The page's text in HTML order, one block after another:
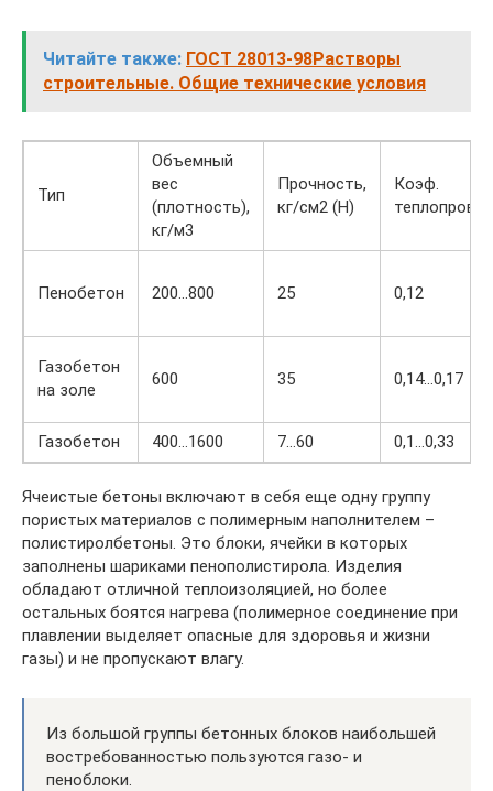
Читайте также: ГОСТ 28013-98Растворы
строительные. Общие технические условия
Тип
Объемный
вес
(плотность),
кг/м3
Прочность,
кг/см2 (Н)
Коэф.
Пенобетон 200…800 25 0,12
Газобетон
на золе
600 35 0,14…0,17
Газобетон 400…1600 7…60 0,1…0,33
Ячеистые бетоны включают в себя еще одну группу
пористых материалов с полимерным наполнителем –
полистиролбетоны. Это блоки, ячейки в которых
заполнены шариками пенополистирола. Изделия
обладают отличной теплоизоляцией, но более
остальных боятся нагрева (полимерное соединение при
плавлении выделяет опасные для здоровья и жизни
газы) и не пропускают влагу.
Из большой группы бетонных блоков наибольшей
востребованностью пользуются газо- и
пеноблоки.